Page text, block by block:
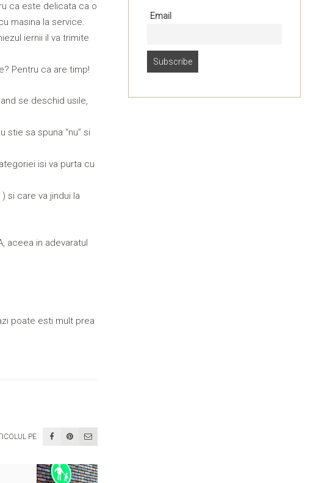
ca este delicata ca o
masina la service.
iernii il va trimite
Pentru ca are timp!
se deschid usile,
stie sa spuna “nu” si
isi va purta cu
si care va jindui la
aceea in adevaratul
poate esti mult prea
PE
Email